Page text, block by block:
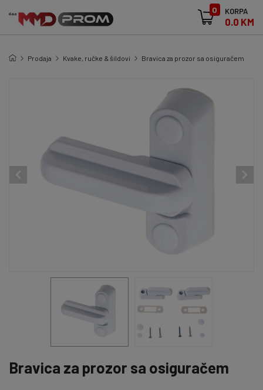
0 KORPA
0.0 KM
Prodaja Kvake, ručke & šildovi Bravica za prozor sa osiguračem
Bravica za prozor sa osiguračem